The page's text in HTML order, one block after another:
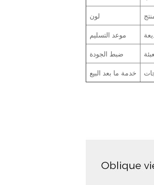
لون
موعد التسليم
ضبط الجودة
خدمة ما بعد البيع